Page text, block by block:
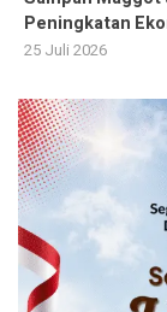
Peningkatan
25 Juli 2026